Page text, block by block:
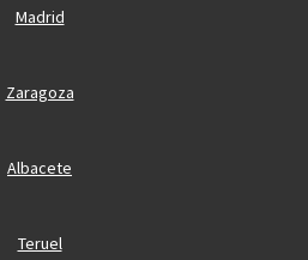
Madrid
Zaragoza
Albacete
Teruel